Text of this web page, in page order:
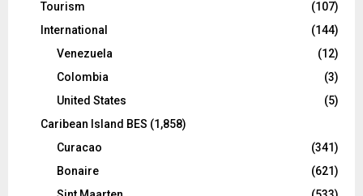
Tourism
(107)
International
(144)
Venezuela
(12)
Colombia
(3)
United States
(5)
Caribean Island BES (1,858)
Curacao
(341)
Bonaire
(621)